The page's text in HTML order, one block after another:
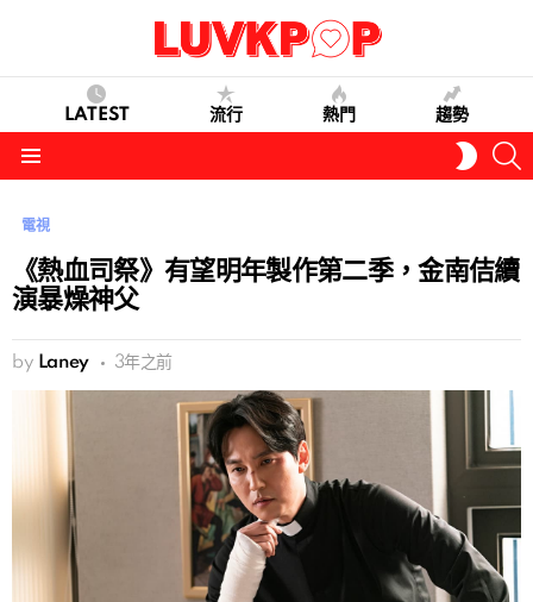
LATEST 流行 熱門 趨勢
SKIN
電視
《熱血司祭》有望明年製作第二季，金南佶續
演暴燥神父
by Laney 3年之前